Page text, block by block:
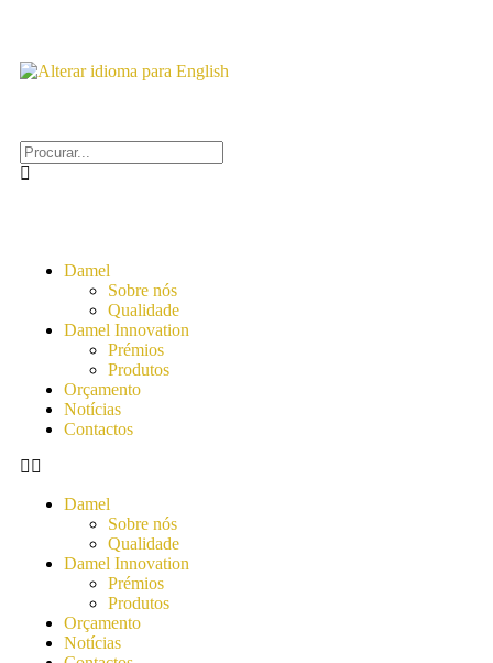
Damel
Sobre nós
Qualidade
Damel Innovation
Prémios
Produtos
Orçamento
Notícias
Contactos
Damel
Sobre nós
Qualidade
Damel Innovation
Prémios
Produtos
Orçamento
Notícias